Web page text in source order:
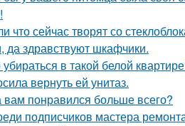
что сейчас творят со
да здравствуют шкафчики.
в такой белой
вернуть ей унитаз.
вам понравился больше всего?
подписчиков мастера